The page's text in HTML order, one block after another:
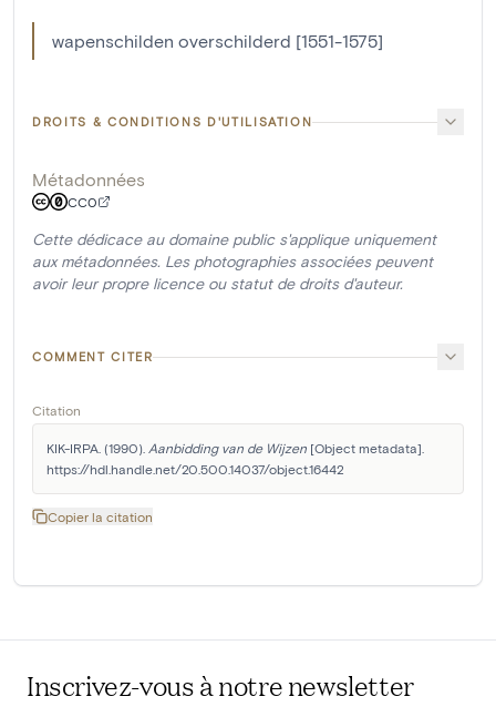
wapenschilden overschilderd [1551-1575]
DROITS & CONDITIONS D'UTILISATION
Métadonnées
CC0
Cette dédicace au domaine public s'applique uniquement
aux métadonnées. Les photographies associées peuvent
avoir leur propre licence ou statut de droits d'auteur.
COMMENT CITER
Citation
KIK-IRPA. (1990). Aanbidding van de Wijzen [Object metadata].
https://hdl.handle.net/20.500.14037/object.16442
Copier la citation
Inscrivez-vous à notre newsletter